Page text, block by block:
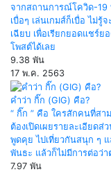
จากสถานการณ์โควิด-19
เบื่อๆ เล่นเกมส์ก็เบื่อ ไม่
เฉียบ เพื่อเรียกยอดแชร์ย
โพสต์ได้เลย
9.38 พัน
17 พ.ค. 2563
คำว่า กิ๊ก (GIG) คือ?
“ กิ๊ก ” คือ ใครสักคนที่สา
ต้องเปิดเผยรายละเอียด
พูดคุย ไปเที่ยวกันสนุก ๆ
พันธะ แล้วก็ไม่มีการต่อว่
7.97 พัน